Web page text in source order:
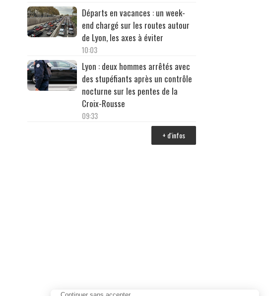
Départs en vacances : un week-
end chargé sur les routes autour
de Lyon, les axes à éviter
10:03
Lyon : deux hommes arrêtés avec
des stupéfiants après un contrôle
nocturne sur les pentes de la
Croix-Rousse
09:33
+ d'infos